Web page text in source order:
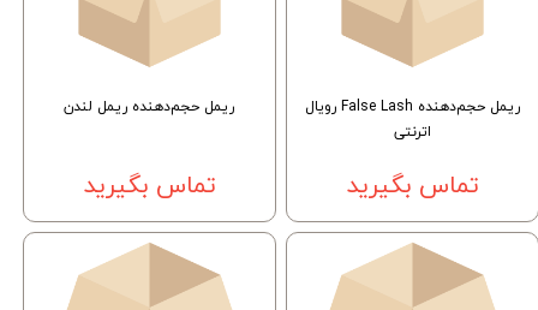
ریمل حجم‌دهنده False Lash رویال
اترنتی
تماس بگیرید
ریمل حجم‌دهنده ریمل لندن
تماس بگیرید